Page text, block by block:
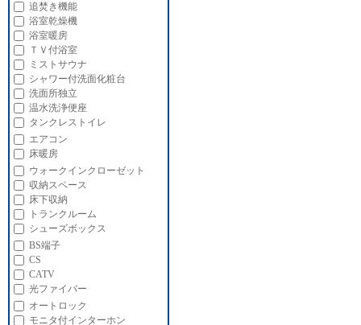
追焚き機能
浴室乾燥機
浴室暖房
ＴＶ付浴室
ミストサウナ
シャワー付洗面化粧台
洗面所独立
温水洗浄便座
タンクレストイレ
エアコン
床暖房
ウォークインクローゼット
収納スペース
床下収納
トランクルーム
シューズボックス
BS端子
CS
CATV
光ファイバー
オートロック
モニタ付インターホン